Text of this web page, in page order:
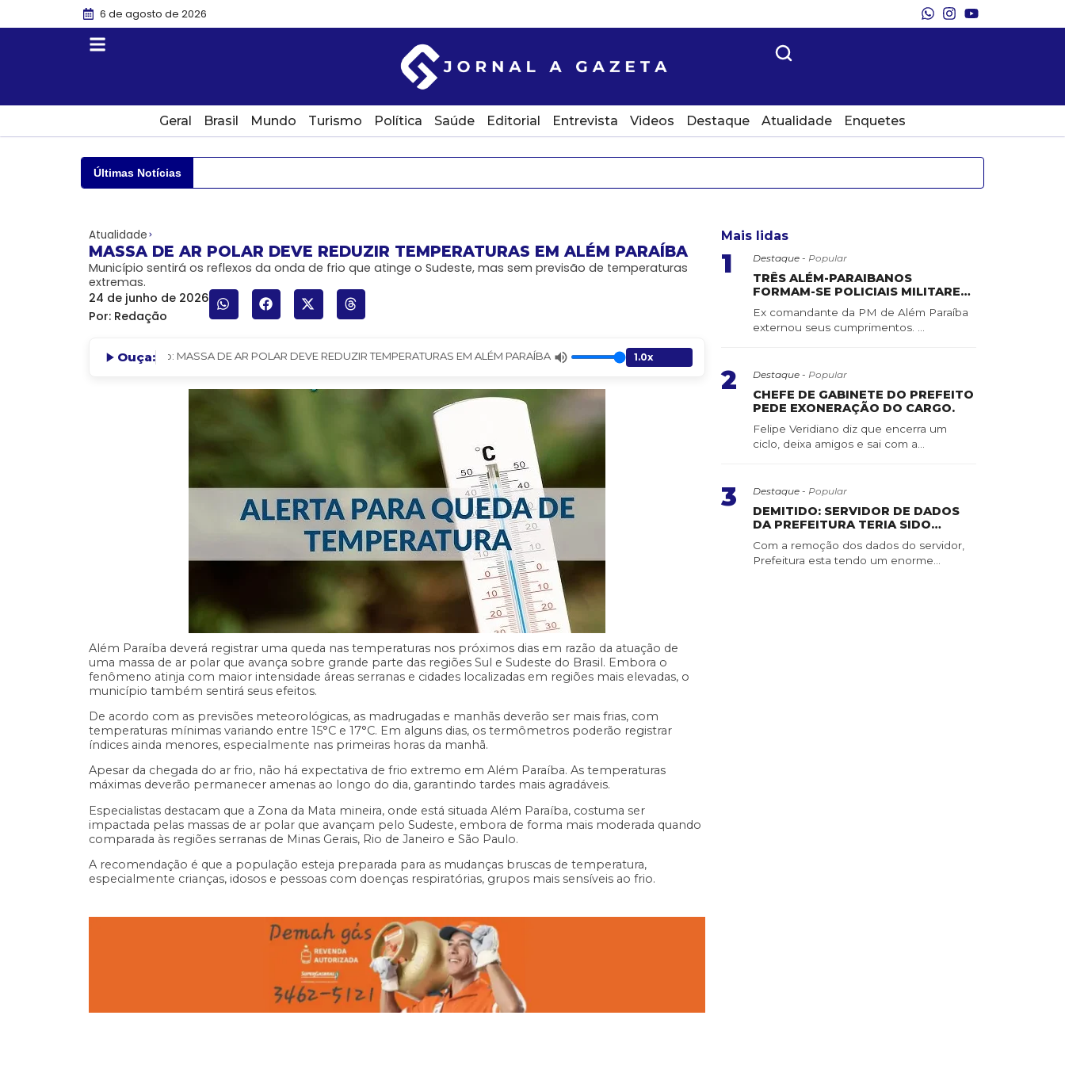
6 de agosto de 2026
Geral Brasil Mundo Turismo Política Saúde Editorial Entrevista Videos Destaque Atualidade Enquetes
Últimas Notícias
Mais lidas
1 Destaque - Popular
TRÊS ALÉM-PARAIBANOS
FORMAM-SE POLICIAIS MILITARES
Ex comandante da PM de Além Paraíba
externou seus cumprimentos. ...
2 Destaque - Popular
CHEFE DE GABINETE DO PREFEITO
PEDE EXONERAÇÃO DO CARGO.
Felipe Veridiano diz que encerra um
ciclo, deixa amigos e sai com a
3 Destaque - Popular
DEMITIDO: SERVIDOR DE DADOS
DA PREFEITURA TERIA SIDO
CONFIANÇA
Com a remoção dos dados do servidor,
Prefeitura esta tendo um enorme
Atualidade
MASSA DE AR POLAR DEVE REDUZIR TEMPERATURAS EM ALÉM PARAÍBA
Município sentirá os reflexos da onda de frio que atinge o Sudeste, mas sem previsão de temperaturas
extremas.
24 de junho de 2026
Por: Redação
Ouça:
Lendo: MASSA DE AR POLAR DEVE REDUZIR TEMPERATURAS EM ALÉM PARAÍBA - Jornal A Gazeta
Além Paraíba deverá registrar uma queda nas temperaturas nos próximos dias em razão da atuação de
uma massa de ar polar que avança sobre grande parte das regiões Sul e Sudeste do Brasil. Embora o
fenômeno atinja com maior intensidade áreas serranas e cidades localizadas em regiões mais elevadas, o
município também sentirá seus efeitos.
De acordo com as previsões meteorológicas, as madrugadas e manhãs deverão ser mais frias, com
temperaturas mínimas variando entre 15°C e 17°C. Em alguns dias, os termômetros poderão registrar
índices ainda menores, especialmente nas primeiras horas da manhã.
Apesar da chegada do ar frio, não há expectativa de frio extremo em Além Paraíba. As temperaturas
máximas deverão permanecer amenas ao longo do dia, garantindo tardes mais agradáveis.
Especialistas destacam que a Zona da Mata mineira, onde está situada Além Paraíba, costuma ser
impactada pelas massas de ar polar que avançam pelo Sudeste, embora de forma mais moderada quando
comparada às regiões serranas de Minas Gerais, Rio de Janeiro e São Paulo.
A recomendação é que a população esteja preparada para as mudanças bruscas de temperatura,
especialmente crianças, idosos e pessoas com doenças respiratórias, grupos mais sensíveis ao frio.